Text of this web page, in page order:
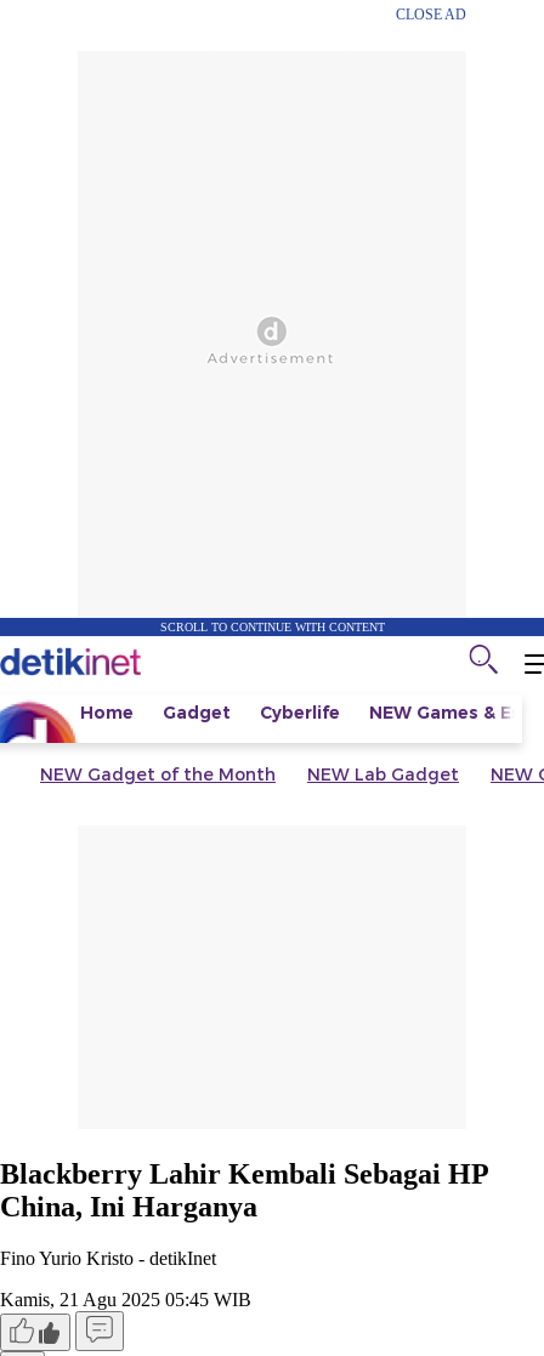
CLOSE AD
SCROLL TO CONTINUE WITH CONTENT
Home Gadget Cyberlife NEW Games &
NEW Gadget of the Month NEW Lab Gadget NEW
Blackberry Lahir Kembali Sebagai HP
China, Ini Harganya
Fino Yurio Kristo - detikInet
Kamis, 21 Agu 2025 05:45 WIB